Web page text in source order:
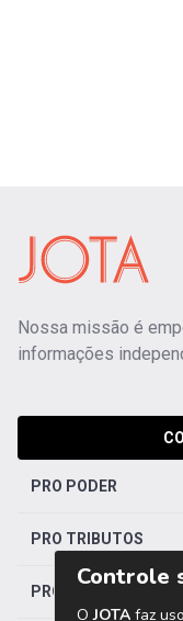
Nossa missão é
informações
PRO PODER
PRO TRIBUTOS
PRO TRABALHISTA